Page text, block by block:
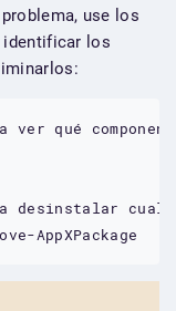
use los
identificar los
ver qué
desinstalar
AppXPackage